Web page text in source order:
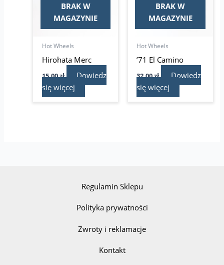
BRAK W
MAGAZYNIE
Hot Wheels
Hirohata Merc
15,00zł
Dowiedz
się więcej
BRAK W
MAGAZYNIE
Hot Wheels
’71 El Camino
32,00zł
Dowiedz
się więcej
Regulamin Sklepu
Polityka prywatności
Zwroty i reklamacje
Kontakt